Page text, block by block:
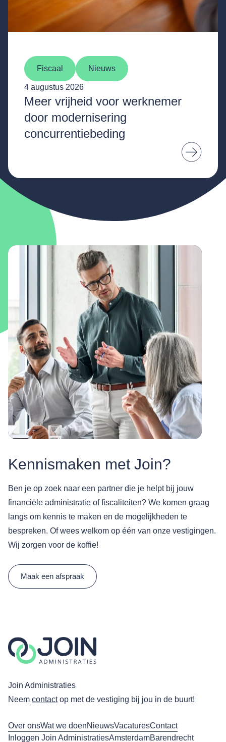
Fiscaal Nieuws
4 augustus 2026
Meer vrijheid voor werknemer
door modernisering
concurrentiebeding
Kennismaken met Join?
Ben je op zoek naar een partner die je helpt bij jouw
financiële administratie of fiscaliteiten? We komen graag
langs om kennis te maken en de mogelijkheden te
bespreken. Of wees welkom op één van onze vestigingen.
Wij zorgen voor de koffie!
Maak een afspraak
Join Administraties
Neem contactop met de vestiging bij jou in de buurt!
Over onsWat we doenNieuwsVacaturesContact
Inloggen Join AdministratiesAmsterdamBarendrecht